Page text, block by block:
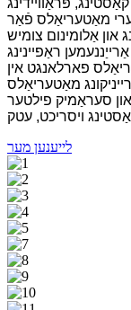
מאַטעריאַלס פֿאַר
און אַלומינום צומיש
ראַפיינינג
פארלאנגט אין
מאַטעריאַלס
סעראַמיק פילטער
לייענען מער